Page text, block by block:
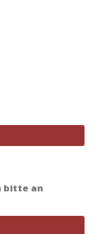
bitte an